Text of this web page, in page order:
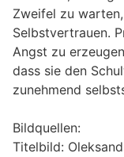
Zweifel zu
Selbstvertrauen.
Angst zu
dass sie den
zunehmend
Bildquellen:
Titelbild: